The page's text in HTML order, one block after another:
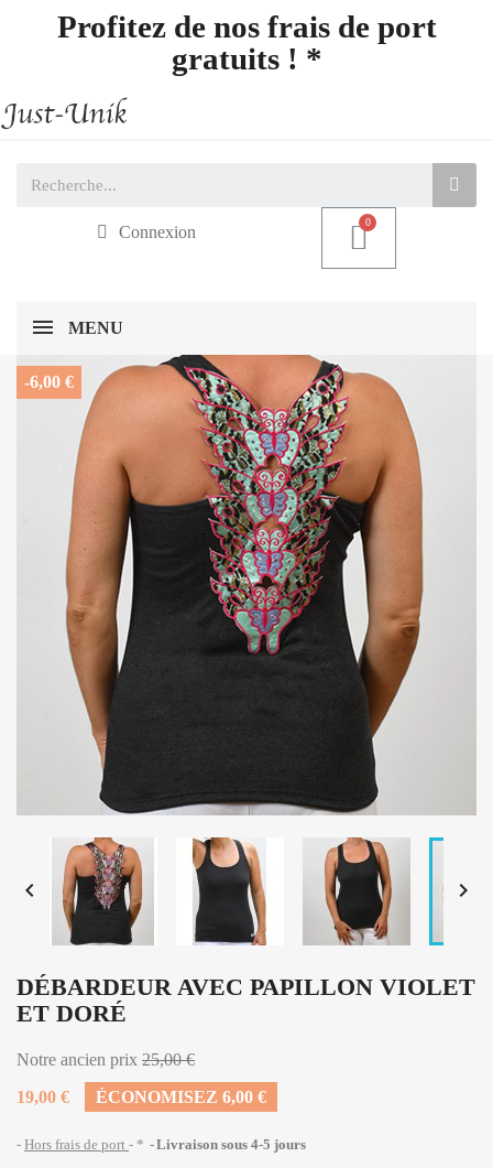
Profitez de nos frais de port
gratuits ! *
Connexion
MENU
-6,00 €
 
DÉBARDEUR AVEC PAPILLON VIOLET
ET DORÉ
Notre ancien prix 25,00 €
19,00 €
ÉCONOMISEZ 6,00 €
Hors frais de port * Livraison sous 4-5 jours